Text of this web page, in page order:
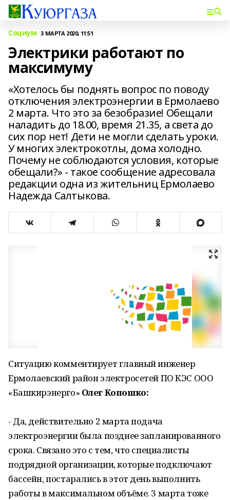
Социум 3 МАРТА 2020, 11:51
Электрики работают по
максимуму
«Хотелось бы поднять вопрос по поводу
отключения электроэнергии в Ермолаево
2 марта. Что это за безобразие! Обещали
наладить до 18.00, время 21.35, а света до
сих пор нет! Дети не могли сделать уроки.
У многих электрокотлы, дома холодно.
Почему не соблюдаются условия, которые
обещали?» - такое сообщение адресовала
редакции одна из жительниц Ермолаево
Надежда Салтыкова.
Ситуацию комментирует главный инженер
Ермолаевский район электросетей ПО КЭС ООО
«Башкирэнерго» Олег Копошко:
- Да, действительно 2 марта подача
электроэнергии была позднее запланированного
срока. Связано это с тем, что специалисты
подрядной организации, которые подключают
бассейн, постарались в этот день выполнить
работы в максимальном объёме. 3 марта тоже